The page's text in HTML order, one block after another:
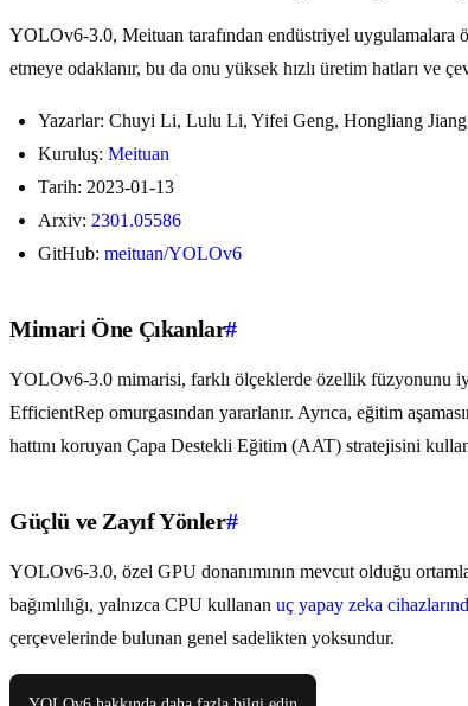
YOLOv6-3.0, Meituan tarafından endüstriyel uygulamalara
etmeye odaklanır, bu da onu yüksek hızlı üretim hatları ve
Yazarlar: Chuyi Li, Lulu Li, Yifei Geng, Hongliang
Kuruluş: Meituan
Tarih: 2023-01-13
Arxiv: 2301.05586
GitHub: meituan/YOLOv6
Mimari Öne Çıkanlar#
YOLOv6-3.0 mimarisi, farklı ölçeklerde özellik füzyonunu
EfficientRep omurgasından yararlanır. Ayrıca, eğitim
hattını koruyan Çapa Destekli Eğitim (AAT) stratejisini
Güçlü ve Zayıf Yönler#
YOLOv6-3.0, özel GPU donanımının mevcut olduğu
bağımlılığı, yalnızca CPU kullanan uç yapay zeka
çerçevelerinde bulunan genel sadelikten yoksundur.